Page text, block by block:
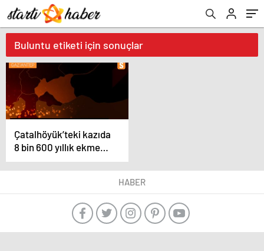
Buluntu etiketi için sonuçlar
Çatalhöyük’teki kazıda
8 bin 600 yıllık ekmek
bulundu
HABER